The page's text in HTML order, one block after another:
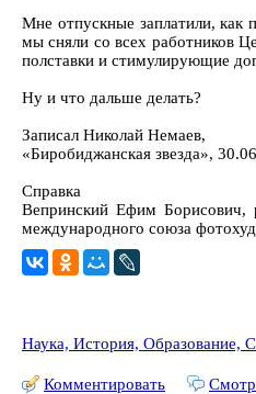
Мне отпускные заплатили, как
мы сняли со всех работников
полставки и стимулирующие
Ну и что дальше делать?
Записал Николай Немаев,
«Биробиджанская звезда»,
Справка
Вепринский Ефим Борисович,
международного союза
Наука, История, Образование,
Комментировать